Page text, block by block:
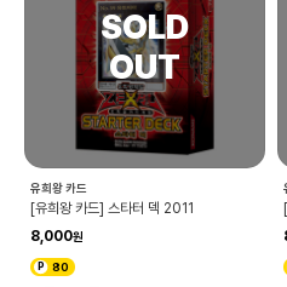
유희왕 카드
[유희왕 카드] 스타터 덱 2011
8,000
80